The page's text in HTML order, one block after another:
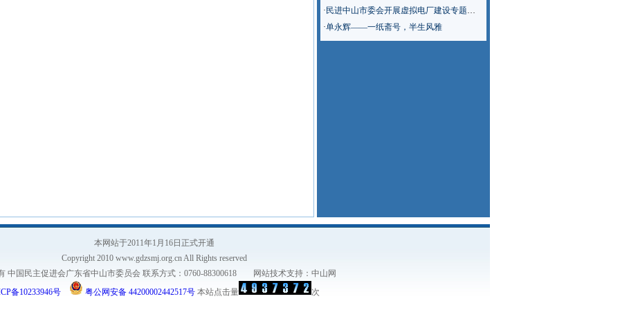
· 民进中山市委会开展虚拟电厂建设专题调研
·单永辉——一纸斋号，半生风雅
本网站于2011年1月16日正式开通
Copyright 2010 www.gdzsmj.org.cn All Rights reserved
中国民主促进会广东省中山市委员会 联系方式：0760-88300618 网站技术支持：中山网
备10233946号
粤公网安备 44200002442517号本站点击量 次